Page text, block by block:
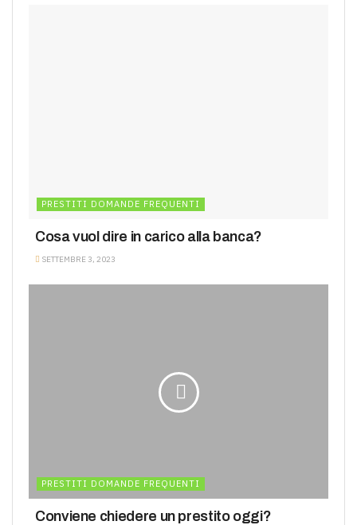
PRESTITI DOMANDE FREQUENTI
Cosa vuol dire in carico alla banca?
SETTEMBRE 3, 2023
PRESTITI DOMANDE FREQUENTI
Conviene chiedere un prestito oggi?